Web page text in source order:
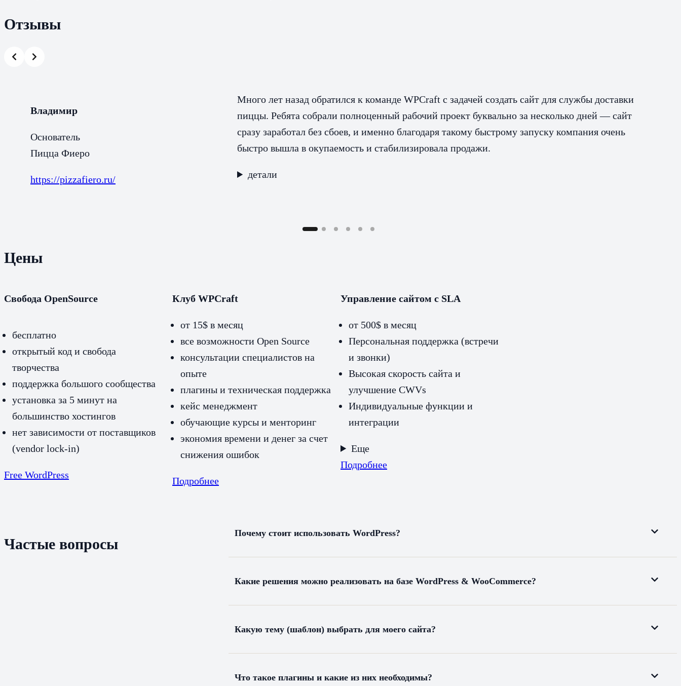
Отзывы
Владимир
Основатель
Пицца Фиеро
https://pizzafiero.ru/
Много лет назад обратился к команде WPCraft с задачей создать сайт для службы доставки
пиццы. Ребята собрали полноценный рабочий проект буквально за несколько дней — сайт
сразу заработал без сбоев, и именно благодаря такому быстрому запуску компания очень
быстро вышла в окупаемость и стабилизировала продажи.
детали
Цены
Свобода OpenSource
бесплатно
открытый код и свобода
творчества
поддержка большого сообщества
установка за 5 минут на
большинство хостингов
нет зависимости от поставщиков
(vendor lock-in)
Free WordPress
Клуб WPCraft
от 15$ в месяц
все возможности Open Source
консультации специалистов на
опыте
плагины и техническая поддержка
кейс менеджмент
обучающие курсы и менторинг
экономия времени и денег за счет
снижения ошибок
Подробнее
Управление сайтом с SLA
от 500$ в месяц
Персональная поддержка (встречи
и звонки)
Высокая скорость сайта и
улучшение CWVs
Индивидуальные функции и
интеграции
Еще
Подробнее
Частые вопросы
Почему стоит использовать WordPress?
Какие решения можно реализовать на базе WordPress & WooCommerce?
Какую тему (шаблон) выбрать для моего сайта?
Что такое плагины и какие из них необходимы?